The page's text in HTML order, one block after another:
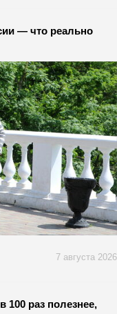
— что реально
7 августа 2026
100 раз полезнее,